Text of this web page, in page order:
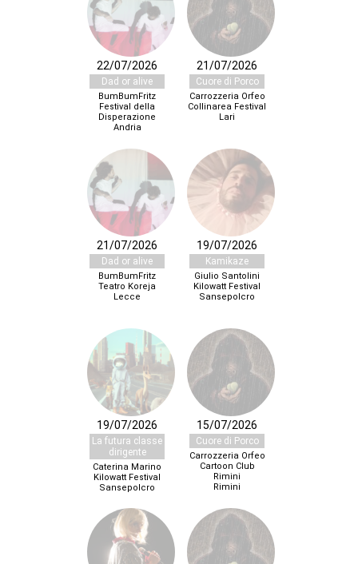
22/07/2026
Dad or alive
BumBumFritz
Festival della
Disperazione
Andria
21/07/2026
Cuore di Porco
Carrozzeria Orfeo
Collinarea Festival
Lari
21/07/2026
Dad or alive
BumBumFritz
Teatro Koreja
Lecce
19/07/2026
Kamikaze
Giulio Santolini
Kilowatt Festival
Sansepolcro
19/07/2026
La futura classe
dirigente
Caterina Marino
Kilowatt Festival
Sansepolcro
15/07/2026
Cuore di Porco
Carrozzeria Orfeo
Cartoon Club
Rimini
Rimini